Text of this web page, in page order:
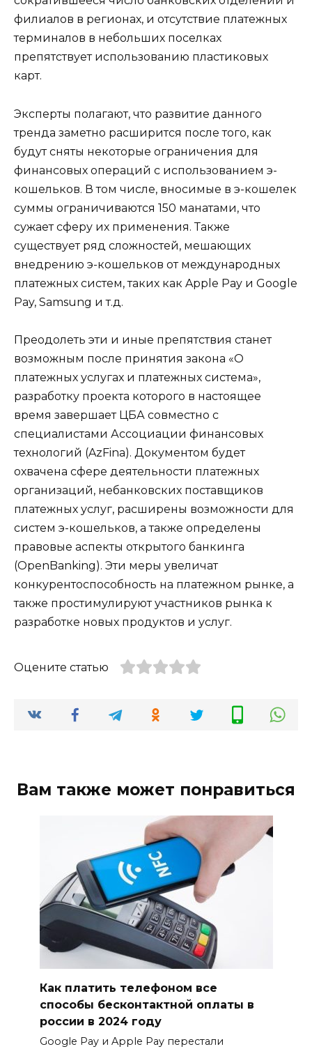
филиалов в регионах, и отсутствие платежных
терминалов в небольших поселках
препятствует использованию пластиковых
карт.
Эксперты полагают, что развитие данного
тренда заметно расширится после того, как
будут сняты некоторые ограничения для
финансовых операций с использованием э-
кошельков. В том числе, вносимые в э-кошелек
суммы ограничиваются 150 манатами, что
сужает сферу их применения. Также
существует ряд сложностей, мешающих
внедрению э-кошельков от международных
платежных систем, таких как Apple Pay и Google
Pay, Samsung и т.д.
Преодолеть эти и иные препятствия станет
возможным после принятия закона «О
платежных услугах и платежных система»,
разработку проекта которого в настоящее
время завершает ЦБА совместно с
специалистами Ассоциации финансовых
технологий (AzFina). Документом будет
охвачена сфере деятельности платежных
организаций, небанковских поставщиков
платежных услуг, расширены возможности для
систем э-кошельков, а также определены
правовые аспекты открытого банкинга
(OpenBanking). Эти меры увеличат
конкурентоспособность на платежном рынке, а
также простимулируют участников рынка к
разработке новых продуктов и услуг.
Оцените статью
Вам также может понравиться
Как платить телефоном все
способы бесконтактной оплаты в
россии в 2024 году
Google Pay и Apple Pay перестали